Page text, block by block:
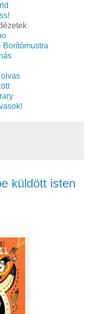
Borítómustra
küldött isten